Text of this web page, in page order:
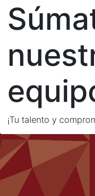
¡Tu talento y